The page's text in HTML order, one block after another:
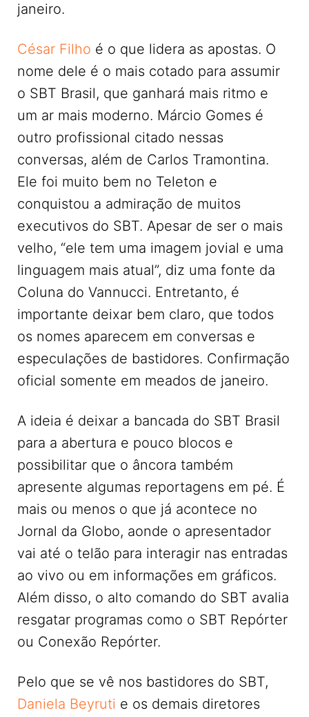
janeiro.
César Filho é o que lidera as apostas. O
nome dele é o mais cotado para assumir
o SBT Brasil, que ganhará mais ritmo e
um ar mais moderno. Márcio Gomes é
outro profissional citado nessas
conversas, além de Carlos Tramontina.
Ele foi muito bem no Teleton e
conquistou a admiração de muitos
executivos do SBT. Apesar de ser o mais
velho, “ele tem uma imagem jovial e uma
linguagem mais atual”, diz uma fonte da
Coluna do Vannucci. Entretanto, é
importante deixar bem claro, que todos
os nomes aparecem em conversas e
especulações de bastidores. Confirmação
oficial somente em meados de janeiro.
A ideia é deixar a bancada do SBT Brasil
para a abertura e pouco blocos e
possibilitar que o âncora também
apresente algumas reportagens em pé. É
mais ou menos o que já acontece no
Jornal da Globo, aonde o apresentador
vai até o telão para interagir nas entradas
ao vivo ou em informações em gráficos.
Além disso, o alto comando do SBT avalia
resgatar programas como o SBT Repórter
ou Conexão Repórter.
Pelo que se vê nos bastidores do SBT,
Daniela Beyruti e os demais diretores